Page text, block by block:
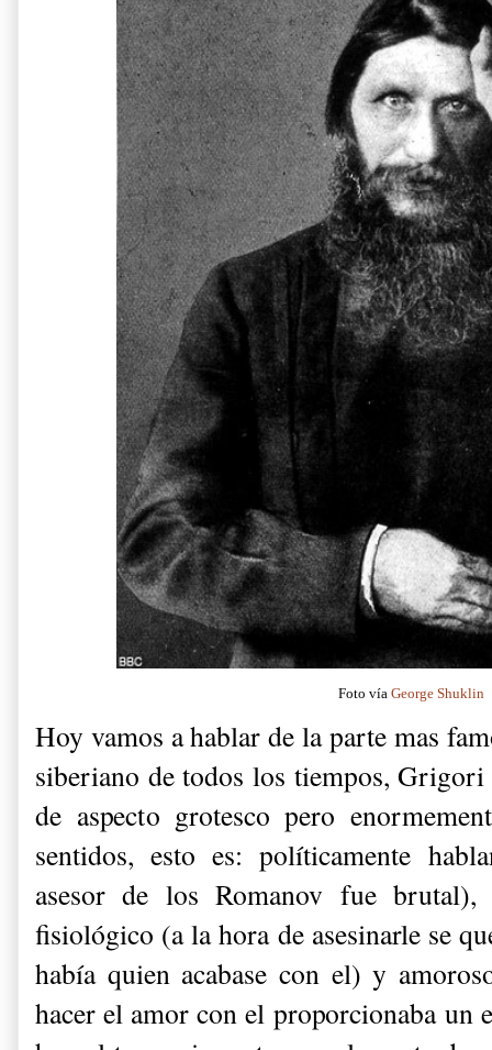
Foto víaGeorge Shuklin
Hoy vamos a hablar de la parte mas
siberiano de todos los tiempos,
de aspecto grotesco pero
sentidos, esto es: políticamente
asesor de los Romanov fue
fisiológico (a la hora de asesinarle se
había quien acabase con el) y
hacer el amor con el proporcionaba un